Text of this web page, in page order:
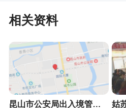
相关资料
昆山市公安局出入境管理大队